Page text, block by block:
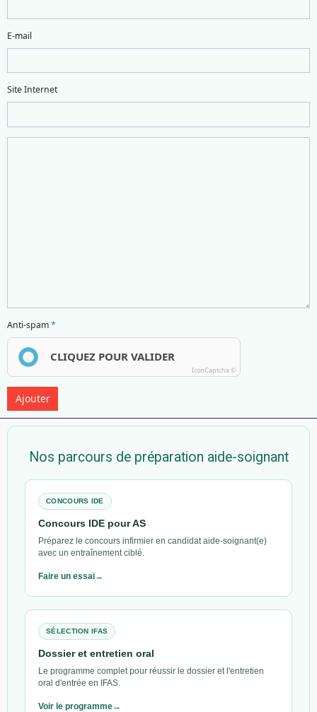
E-mail
Site Internet
Anti-spam
CLIQUEZ POUR VALIDER
IconCaptcha ©
Ajouter
Nos parcours de préparation aide-soignant
CONCOURS IDE
Concours IDE pour AS
Préparez le concours infirmier en candidat aide-soignant(e)
avec un entraînement ciblé.
Faire un essai
SÉLECTION IFAS
Dossier et entretien oral
Le programme complet pour réussir le dossier et l'entretien
oral d'entrée en IFAS.
Voir le programme